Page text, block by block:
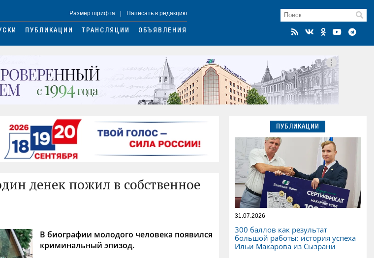
Размер шрифта Написать в редакцию
ПУБЛИКАЦИИ ТРАНСЛЯЦИИ ОБЪЯВЛЕНИЯ
денек пожил в собственное
В биографии молодого человека появился
криминальный эпизод.
ПУБЛИКАЦИИ
31.07.2026
300 баллов как результат
большой работы: история успеха
Ильи Макарова из Сызрани